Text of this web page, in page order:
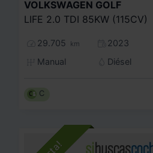
VOLKSWAGEN GOLF
LIFE 2.0 TDI 85KW (115CV)
29.705 km
2023
Manual
Diésel
C